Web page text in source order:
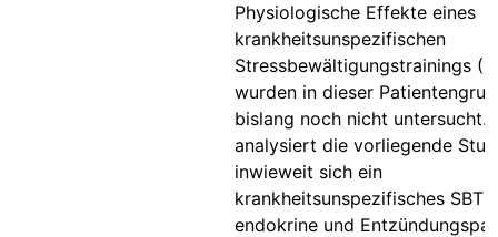
Physiologische Effekte eines
krankheitsunspezifischen
Stressbewältigungstrainings
wurden in dieser
bislang noch nicht untersucht.
analysiert die vorliegende
inwieweit sich ein
krankheitsunspezifisches SBT
endokrine und